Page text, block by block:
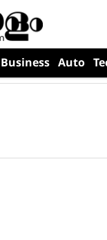
Business Auto